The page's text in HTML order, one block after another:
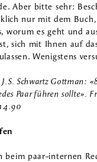
Aber bitte sehr:
nur mit dem Buch,
worum es geht und
sich mit Ihnen auf
Wenigstens
Schwartz Gottman:
Paar führen sollte».
beim paar-internen